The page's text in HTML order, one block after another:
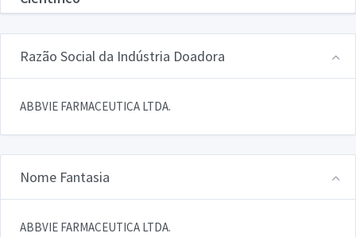
Razão Social da Indústria Doadora
ABBVIE FARMACEUTICA LTDA.
Nome Fantasia
ABBVIE FARMACEUTICA LTDA.